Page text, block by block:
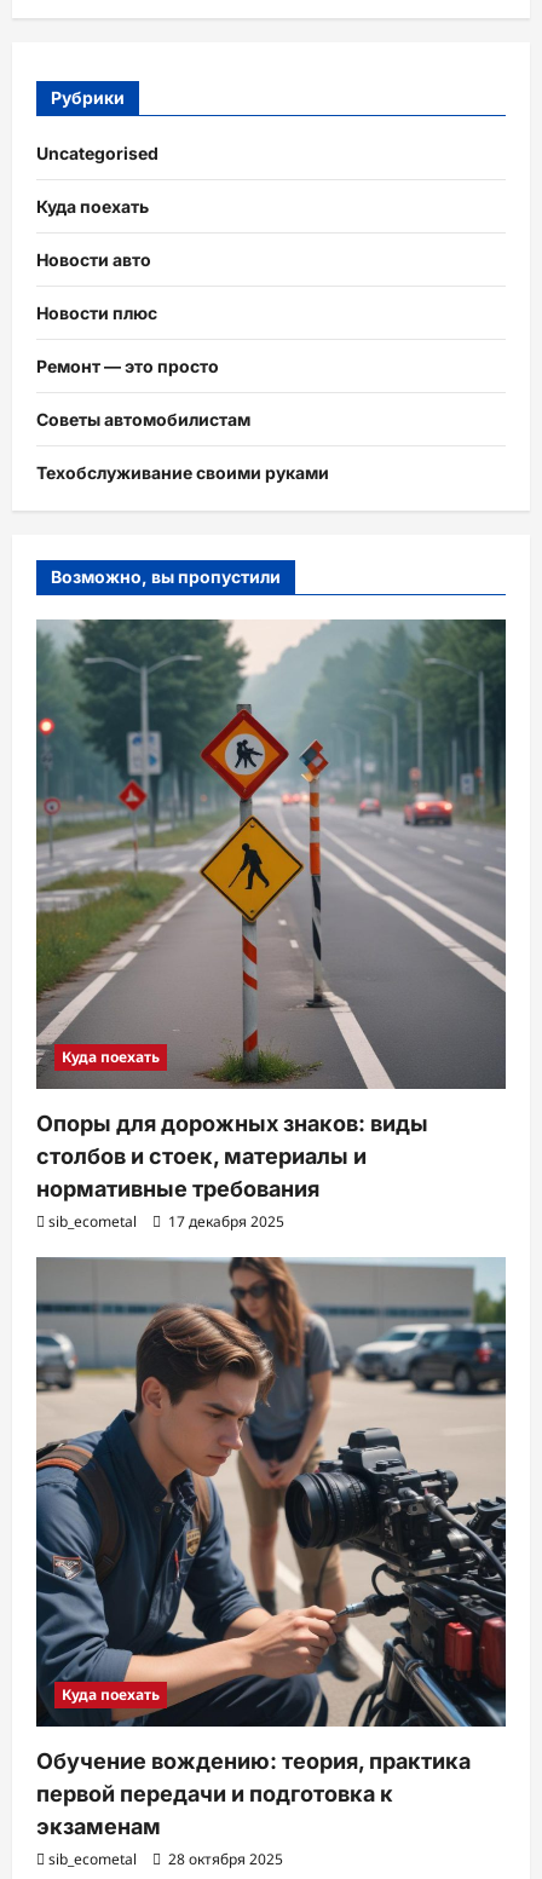
Рубрики
Uncategorised
Куда поехать
Новости авто
Новости плюс
Ремонт — это просто
Советы автомобилистам
Техобслуживание своими руками
Возможно, вы пропустили
Куда поехать
Опоры для дорожных знаков: виды
столбов и стоек, материалы и
нормативные требования
sib_ecometal 17 декабря 2025
Куда поехать
Обучение вождению: теория, практика
первой передачи и подготовка к
экзаменам
sib_ecometal 28 октября 2025